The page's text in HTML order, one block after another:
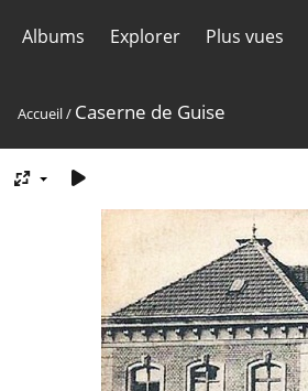
Albums Explorer Plus vues
Accueil/ Caserne de Guise